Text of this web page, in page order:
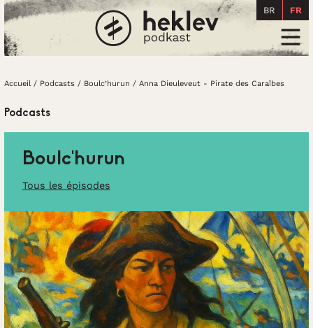
Accueil
BR FR
Accueil/ Podcasts / Boulc’hurun / Anna Dieuleveut - Pirate des Caraïbes
Podcasts
Boulc’hurun
Tous les épisodes